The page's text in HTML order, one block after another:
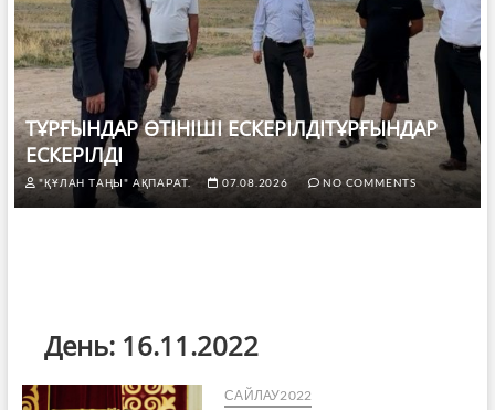
ТҰРҒЫНДАР ӨТІНІШІ ЕСКЕРІЛДІТҰРҒЫНДАР
ЕСКЕРІЛДІ
"ҚҰЛАН ТАҢЫ" АҚПАРАТ. 07.08.2026 NO COMMENTS
День: 16.11.2022
САЙЛАУ2022